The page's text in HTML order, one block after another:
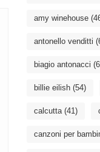
amy winehouse
antonello venditti
biagio antonacci
billie eilish (54)
calcutta(41)
canzoni per